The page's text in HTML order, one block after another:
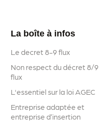
La boîte à infos
Le decret 8-9 flux
Non respect du décret 8/9
flux
L'essentiel sur la loi AGEC
Entreprise adaptée et
entreprise d’insertion